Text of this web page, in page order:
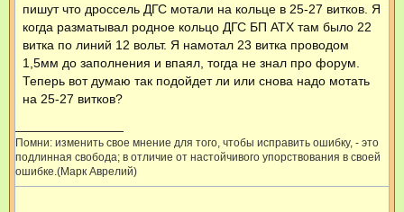
пишут что дроссель ДГС мотали на кольце в 25-27 витков. Я
когда разматывал родное кольцо ДГС БП АТХ там было 22
витка по линий 12 вольт. Я намотал 23 витка проводом
1,5мм до заполнения и впаял, тогда не знал про форум.
Теперь вот думаю так подойдет ли или снова надо мотать
на 25-27 витков?
Помни: изменить свое мнение для того, чтобы исправить ошибку, - это
подлинная свобода; в отличие от настойчивого упорствования в своей
ошибке.(Марк Аврелий)